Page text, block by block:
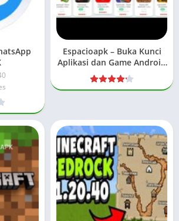
Espacioapk – Buka Kunci
Aplikasi dan Game Android
Premium 2024